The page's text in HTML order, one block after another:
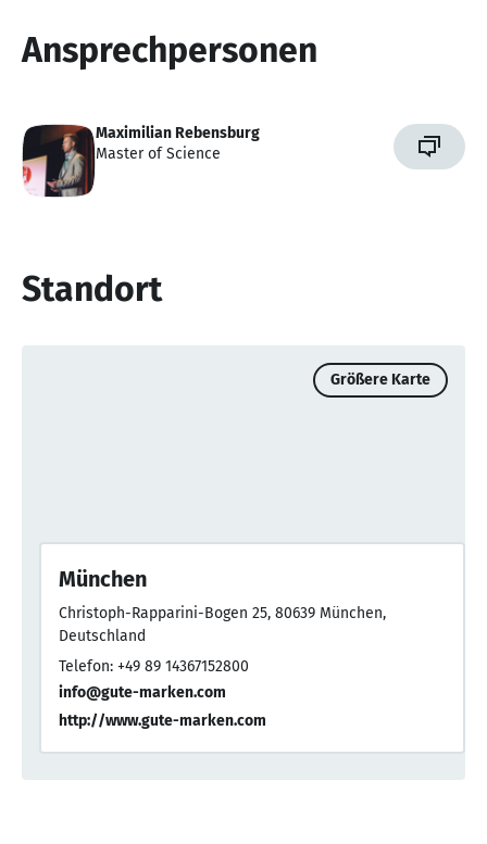
Ansprechpersonen
Maximilian Rebensburg
Master of Science
Standort
Größere Karte
München
Christoph-Rapparini-Bogen 25, 80639 München,
Deutschland
Telefon: +49 89 14367152800
info@gute-marken.com
http://www.gute-marken.com